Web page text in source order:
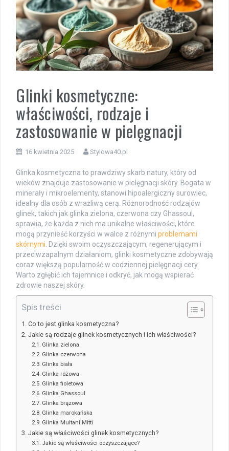
Glinki kosmetyczne:
właściwości, rodzaje i
zastosowanie w pielęgnacji
16 kwietnia 2025 Stylowa40.pl
Glinka kosmetyczna to prawdziwy skarb natury, który od
wieków znajduje zastosowanie w pielęgnacji skóry. Bogata w
minerały i mikroelementy, stanowi hipoalergiczny surowiec,
idealny dla osób z wrażliwą cerą. Różnorodność rodzajów
glinek, takich jak glinka zielona, czerwona czy Ghassoul,
sprawia, że każda z nich ma unikalne właściwości, które
mogą przynieść korzyści w walce z różnymi problemami
skórnymi . Dzięki swoim oczyszczającym, regenerującym i
przeciwzapalnym działaniom, glinki kosmetyczne zdobywają
coraz większą popularność w codziennej pielęgnacji cery.
Warto zgłębić ich tajemnice i odkryć, jak mogą wspierać
zdrowie naszej skóry.
Spis treści
Co to jest glinka kosmetyczna?
Jakie są rodzaje glinek kosmetycznych i ich właściwości?
Glinka zielona
Glinka czerwona
Glinka biała
Glinka różowa
Glinka fioletowa
Glinka Ghassoul
Glinka brązowa
Glinka marokańska
Glinka Multani Mitti
Jakie są właściwości glinek kosmetycznych?
Jakie są właściwości oczyszczające?